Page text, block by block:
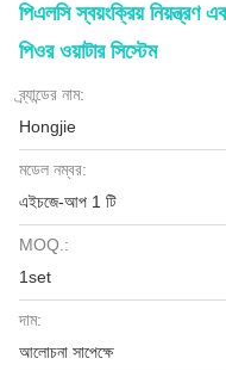
পিএলসি স্বয়ংক্রিয় নিয়ন্ত্রণ
পিওর ওয়াটার সিস্টেম
ব্র্যান্ডের নাম:
Hongjie
মডেল নম্বর:
এইচজে-আপ 1 টি
MOQ.:
1set
দাম:
আলোচনা সাপেক্ষে